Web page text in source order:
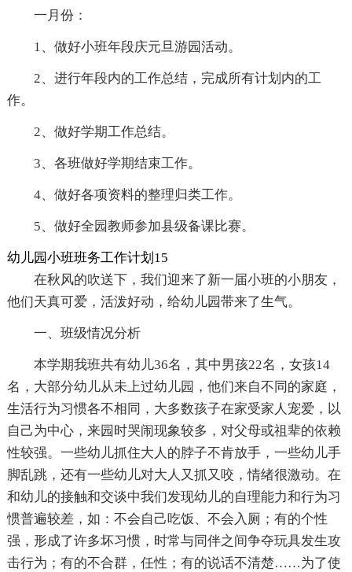
一月份：
1、做好小班年段庆元旦游园活动。
2、进行年段内的工作总结，完成所有计划内的工
作。
2、做好学期工作总结。
3、各班做好学期结束工作。
4、做好各项资料的整理归类工作。
5、做好全园教师参加县级备课比赛。
幼儿园小班班务工作计划15
在秋风的吹送下，我们迎来了新一届小班的小朋友，
他们天真可爱，活泼好动，给幼儿园带来了生气。
一、班级情况分析
本学期我班共有幼儿36名，其中男孩22名，女孩14
名，大部分幼儿从未上过幼儿园，他们来自不同的家庭，
生活行为习惯各不相同，大多数孩子在家受家人宠爱，以
自己为中心，来园时哭闹现象较多，对父母或祖辈的依赖
性较强。一些幼儿抓住大人的脖子不肯放手，一些幼儿手
脚乱跳，还有一些幼儿对大人又抓又咬，情绪很激动。在
和幼儿的接触和交谈中我们发现幼儿的自理能力和行为习
惯普遍较差，如：不会自己吃饭、不会入厕；有的个性
强，形成了许多坏习惯，时常与同伴之间争夺玩具发生攻
击行为；有的不合群，任性；有的说话不清楚……为了使